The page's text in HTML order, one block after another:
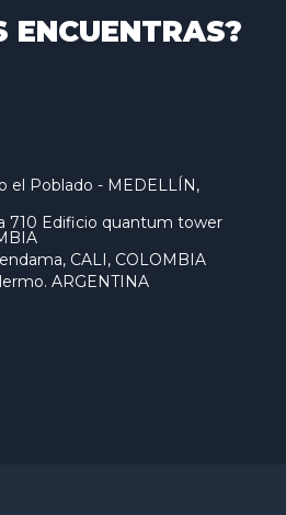
ENCUENTRAS?
el Poblado - MEDELLÍN,
710 Edificio quantum tower
CALI, COLOMBIA
ARGENTINA